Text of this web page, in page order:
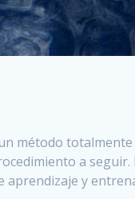
método
a seguir.
y